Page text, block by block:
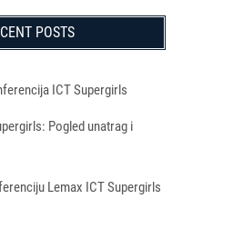
POSTS
ICT Supergirls
Pogled unatrag i
Lemax ICT Supergirls